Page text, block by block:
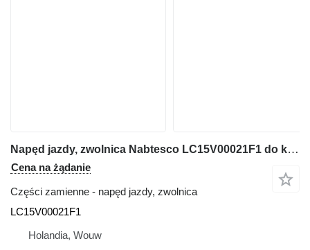
Napęd jazdy, zwolnica Nabtesco LC15V00021F1 do koparki E385
Cena na żądanie
Części zamienne - napęd jazdy, zwolnica
LC15V00021F1
Holandia, Wouw